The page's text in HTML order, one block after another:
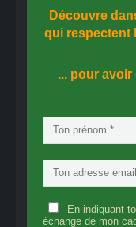
Découvre
qui respectent
... pour
En indiquant
échange de mon